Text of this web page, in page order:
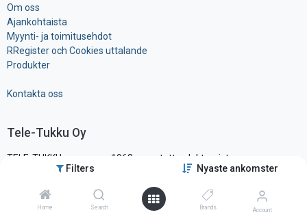
Filters Nyaste ankomster
Home Search Brands Account
Om oss
Ajankohtaista
Myynti- ja toimitusehdot
RRegister och Cookies uttalande
Produkter
Kontakta oss
Tele-Tukku Oy
TELE-TUKKU on vuonna 1963 perustettu elektronisten
komponenttien ja tarvikkeiden maahantuonti- ja tukkuliike, ollen yksi
alansa vanhimmista ja tunnetuimmista yrityksistä Suomessa.
Sijaitsemme pääkaupunkiseudun läheisyydessä hyvien
liikenneyhteysien varrella, vain noin vartin päässä lentokentältä.